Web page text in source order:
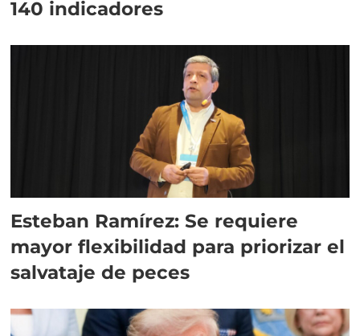
140 indicadores
Esteban Ramírez: Se requiere
mayor flexibilidad para priorizar el
salvataje de peces